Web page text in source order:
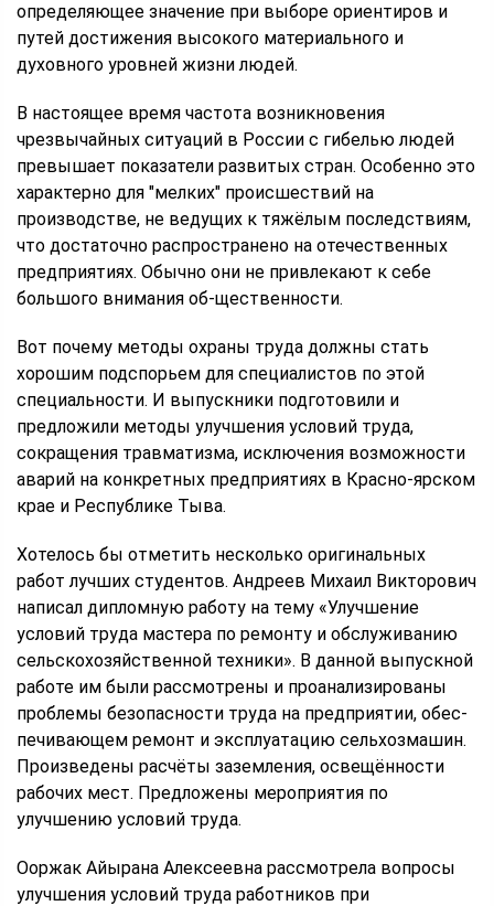
определяющее значение при выборе ориентиров и
путей достижения высокого материального и
духовного уровней жизни людей.
В настоящее время частота возникновения
чрезвычайных ситуаций в России с гибелью людей
превышает показатели развитых стран. Особенно это
характерно для "мелких" происшествий на
производстве, не ведущих к тяжёлым последствиям,
что достаточно распространено на отечественных
предприятиях. Обычно они не привлекают к себе
большого внимания об-щественности.
Вот почему методы охраны труда должны стать
хорошим подспорьем для специалистов по этой
специальности. И выпускники подготовили и
предложили методы улучшения условий труда,
сокращения травматизма, исключения возможности
аварий на конкретных предприятиях в Красно-ярском
крае и Республике Тыва.
Хотелось бы отметить несколько оригинальных
работ лучших студентов. Андреев Михаил Викторович
написал дипломную работу на тему «Улучшение
условий труда мастера по ремонту и обслуживанию
сельскохозяйственной техники». В данной выпускной
работе им были рассмотрены и проанализированы
проблемы безопасности труда на предприятии, обес-
печивающем ремонт и эксплуатацию сельхозмашин.
Произведены расчёты заземления, освещённости
рабочих мест. Предложены мероприятия по
улучшению условий труда.
Ооржак Айырана Алексеевна рассмотрела вопросы
улучшения условий труда работников при